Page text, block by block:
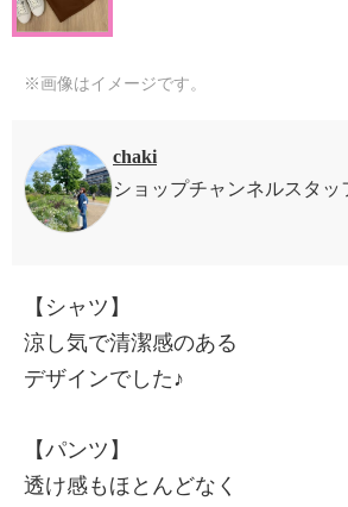
※画像はイメージです。
chaki
ショップチャンネルスタッ
【シャツ】
涼し気で清潔感のある
デザインでした♪
【パンツ】
透け感もほとんどなく